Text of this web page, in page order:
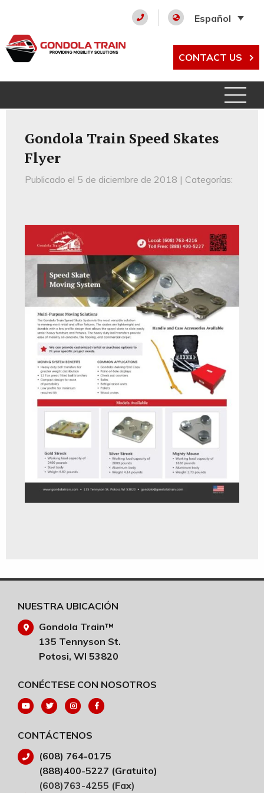
Español
CONTACT US
Gondola Train Speed Skates
Flyer
Publicado el 5 de diciembre de 2018 | Categorías:
NUESTRA UBICACIÓN
Gondola Train™
135 Tennyson St.
Potosi, WI 53820
CONÉCTESE CON NOSOTROS
CONTÁCTENOS
(608) 764-0175
(888)400-5227 (Gratuito)
(608)763-4255 (Fax)